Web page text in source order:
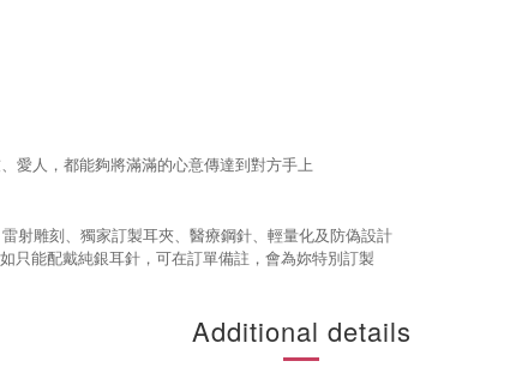
愛人，都能夠將滿滿的心意傳達到對方手上
射雕刻、獨家訂製耳夾、醫療鋼針、輕量化及 防偽設計
只能配戴純銀耳針，可在訂單備註，會為妳特別訂製
Additional details